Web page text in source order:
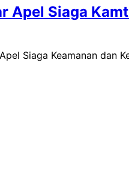
Apel Siaga
Siaga Keamanan dan